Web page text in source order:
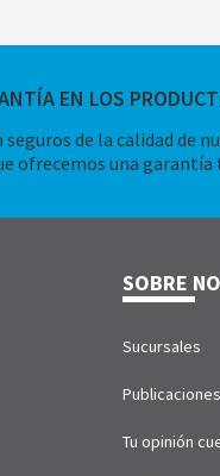
EN LOS
de la calidad de
ofrecemos una
SOBRE
Sucursales
Publicaciones
Tu opinión